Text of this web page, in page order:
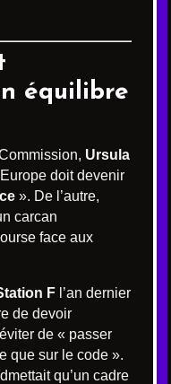
équilibre
Ursula
doit devenir
». De l’autre,
carcan
face aux
F l’an dernier
de devoir
de « passer
que sur le code ».
qu’un cadre